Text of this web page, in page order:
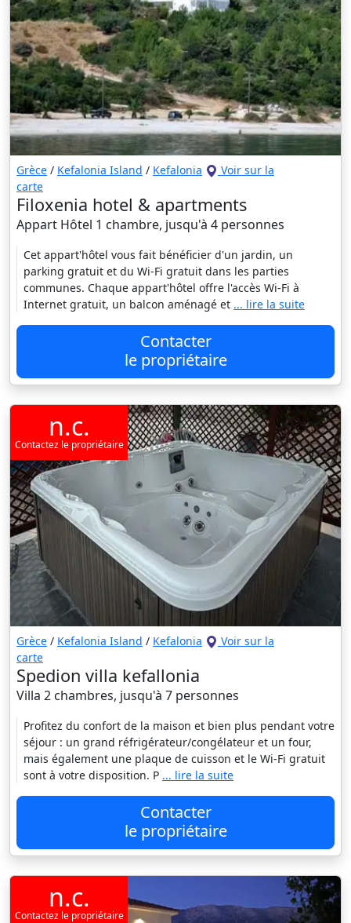
Grèce / Kefalonia Island / Kefalonia
Voir sur la
carte
Filoxenia hotel & apartments
Appart Hôtel 1 chambre, jusqu'à 4 personnes
Cet appart'hôtel vous fait bénéficier d'un jardin, un
parking gratuit et du Wi-Fi gratuit dans les parties
communes. Chaque appart'hôtel offre l'accès Wi-Fi à
Internet gratuit, un balcon aménagé et ... lire la suite
Contacter
le propriétaire
n.c.
Contactez le propriétaire
Grèce / Kefalonia Island / Kefalonia
Voir sur la
carte
Spedion villa kefallonia
Villa 2 chambres, jusqu'à 7 personnes
Profitez du confort de la maison et bien plus pendant votre
séjour : un grand réfrigérateur/congélateur et un four,
mais également une plaque de cuisson et le Wi-Fi gratuit
sont à votre disposition. P ... lire la suite
Contacter
le propriétaire
n.c.
Contactez le propriétaire